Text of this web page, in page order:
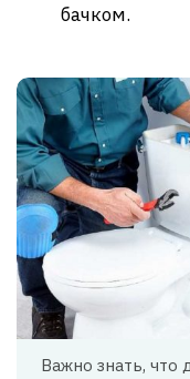
бачком.
Важно знать, что